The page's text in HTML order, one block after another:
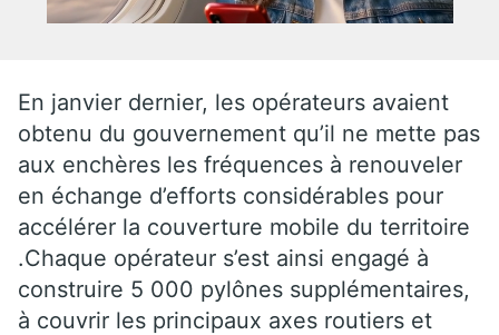
En janvier dernier, les opérateurs avaient
obtenu du gouvernement qu’il ne mette pas
aux enchères les fréquences à renouveler
en échange d’efforts considérables pour
accélérer la couverture mobile du territoire
.Chaque opérateur s’est ainsi engagé à
construire 5 000 pylônes supplémentaires,
à couvrir les principaux axes routiers et